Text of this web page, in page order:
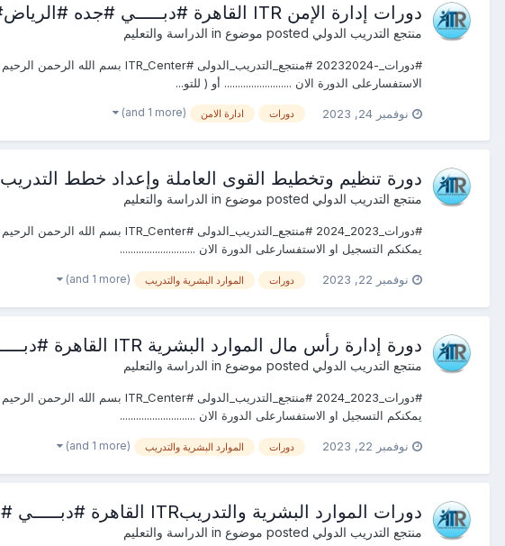
دورات إدارة الإمن ITR القاهرة #دبـــــي #جده #الرياض#شرم الشيخ #اسطنبول #
منتجع التدريب الدولي الدراسة والتعليم
الاستفسارعلى الدورة الان ......................... أو ( للتو...
نوفمبر 24, 2023 دورات ادارة الامن (and 1 more)
دورة تنظيم وتخطيط القوى العاملة وإعداد خطط التدريب ITR القاهرة #دبـــــي #جده #الرياض#شرم الشيخ #اسطنبول #
منتجع التدريب الدولي الدراسة والتعليم
يمكنكم التسجيل او الاستفسارعلى الدورة الان ............................
نوفمبر 22, 2023 دورات الموارد البشرية والتدريب (and 1 more)
دورة إدارة رأس مال الموارد البشرية ITR القاهرة #دبـــــي #جده #الرياض#شرم الشيخ #اسطنبول #
منتجع التدريب الدولي الدراسة والتعليم
يمكنكم التسجيل او الاستفسارعلى الدورة الان ............................
نوفمبر 22, 2023 دورات الموارد البشرية والتدريب (and 1 more)
دورات الموارد البشرية والتدريبITR القاهرة #دبـــــي #جده #الرياض#شرم الشيخ #اسطنبول #
منتجع التدريب الدولي الدراسة والتعليم